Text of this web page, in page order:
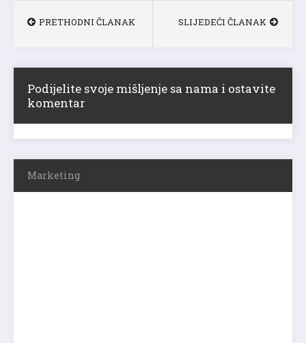
PRETHODNI ČLANAK SLIJEDEĆI ČLANAK
Podijelite svoje mišljenje sa nama i ostavite
komentar
Marketing